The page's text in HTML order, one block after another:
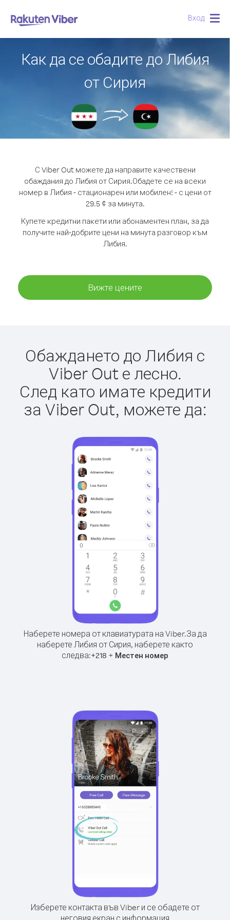
Вход
Как да се обадите до Либия
от Сирия
С Viber Out можете да направите качествени
обаждания до Либия от Сирия.Обадете се на всеки
номер в Либия - стационарен или мобилен! - с цени от
29.5 ¢ за минута.
Купете кредитни пакети или абонаментен план, за да
получите най-добрите цени на минута разговор към
Либия.
Вижте цените
Обаждането до Либия с
Viber Out е лесно.
След като имате кредити
за Viber Out, можете да:
Наберете номера от клавиатурата на Viber.За да
наберете Либия от Сирия, наберете както
следва:+218 + Местен номер
Изберете контакта във Viber и се обадете от
неговия екран с информация